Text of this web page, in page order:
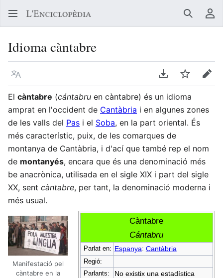
Buscar
Idioma càntabre
Llegir en un atre idioma Descarregar en
Vigilar
El càntabre (cántabru en càntabre) és un idioma
amprat en l'occident de Cantàbria i en algunes zones
de les valls del Pas i el Soba, en la part oriental. És
més característic, puix, de les comarques de
montanya de Cantàbria, i d'ací que també rep el nom
de montanyés, encara que és una denominació més
be anacrònica, utilisada en el sigle XIX i part del sigle
XX, sent càntabre, per tant, la denominació moderna i
més usual.
Càntabre
Cántabru
Parlat en: Espanya: Cantàbria
Regió:
Parlants:
No existix una estadística
Manifestació pel
càntabre en la